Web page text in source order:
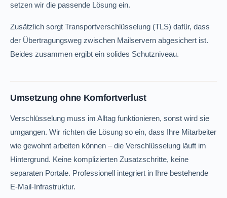
setzen wir die passende Lösung ein.
Zusätzlich sorgt Transportverschlüsselung (TLS) dafür, dass
der Übertragungsweg zwischen Mailservern abgesichert ist.
Beides zusammen ergibt ein solides Schutzniveau.
Umsetzung ohne Komfortverlust
Verschlüsselung muss im Alltag funktionieren, sonst wird sie
umgangen. Wir richten die Lösung so ein, dass Ihre Mitarbeiter
wie gewohnt arbeiten können – die Verschlüsselung läuft im
Hintergrund. Keine komplizierten Zusatzschritte, keine
separaten Portale. Professionell integriert in Ihre bestehende
E-Mail-Infrastruktur.